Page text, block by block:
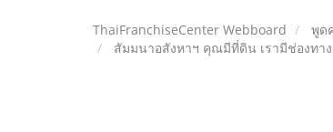
ThaiFranchiseCenter Webboard พูด
สัมมนาอสังหาฯ คุณมีที่ดิน เรามีช่องทา